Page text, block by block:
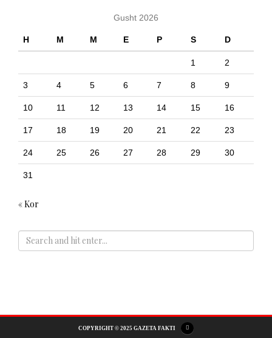
Gusht 2026
H M M E P S D
1 2
3 4 5 6 7 8 9
10 11 12 13 14 15 16
17 18 19 20 21 22 23
24 25 26 27 28 29 30
31
« Kor
COPYRIGHT © 2025 GAZETA FAKTI